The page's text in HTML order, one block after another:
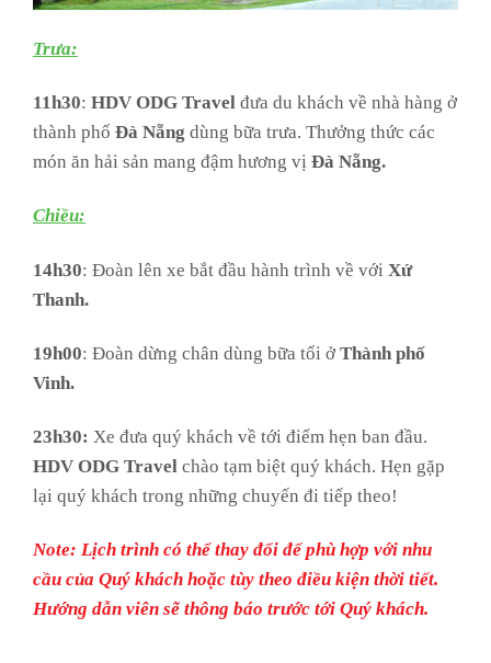
Trưa:
11h30: HDV ODG Travel đưa du khách về nhà hàng ở
thành phố Đà Nẵng dùng bữa trưa. Thưởng thức các
món ăn hải sản mang đậm hương vị Đà Nẵng.
Chiều:
14h30: Đoàn lên xe bắt đầu hành trình về với Xứ
Thanh.
19h00: Đoàn dừng chân dùng bữa tối ở Thành phố
Vinh.
23h30: Xe đưa quý khách về tới điểm hẹn ban đầu.
HDV ODG Travel chào tạm biệt quý khách. Hẹn gặp
lại quý khách trong những chuyến đi tiếp theo!
Note: Lịch trình có thể thay đổi để phù hợp với nhu
cầu của Quý khách hoặc tùy theo điều kiện thời tiết.
Hướng dẫn viên sẽ thông báo trước tới Quý khách.